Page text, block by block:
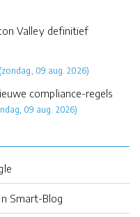
Valley definitief
(zondag, 09 aug. 2026)
compliance-regels
09 aug. 2026)
Smart-Blog